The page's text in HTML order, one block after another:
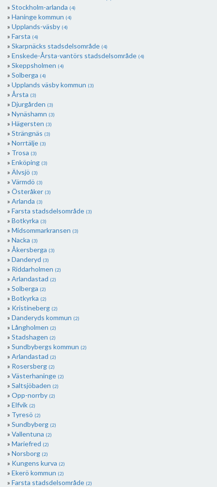
Stockholm-arlanda (4)
Haninge kommun (4)
Upplands-väsby (4)
Farsta (4)
Skarpnäcks stadsdelsområde (4)
Enskede-Årsta-vantörs stadsdelsområde (4)
Skeppsholmen (4)
Solberga (4)
Upplands väsby kommun (3)
Årsta (3)
Djurgården (3)
Nynäshamn (3)
Hägersten (3)
Strängnäs (3)
Norrtälje (3)
Trosa (3)
Enköping (3)
Älvsjö (3)
Värmdö (3)
Österåker (3)
Arlanda (3)
Farsta stadsdelsområde (3)
Botkyrka (3)
Midsommarkransen (3)
Nacka (3)
Åkersberga (3)
Danderyd (3)
Riddarholmen (2)
Arlandastad (2)
Solberga (2)
Botkyrka (2)
Kristineberg (2)
Danderyds kommun (2)
Långholmen (2)
Stadshagen (2)
Sundbybergs kommun (2)
Arlandastad (2)
Rosersberg (2)
Västerhaninge (2)
Saltsjöbaden (2)
Opp-norrby (2)
Elfvik (2)
Tyresö (2)
Sundbyberg (2)
Vallentuna (2)
Mariefred (2)
Norsborg (2)
Kungens kurva (2)
Ekerö kommun (2)
Farsta stadsdelsområde (2)